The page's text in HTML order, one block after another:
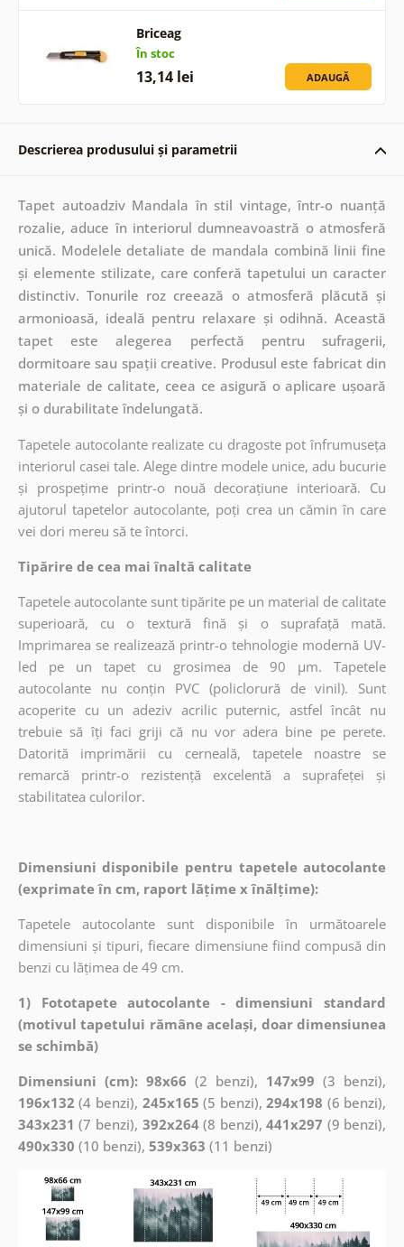
Briceag
În stoc
13,14 lei ADAUGĂ
Descrierea produsului și parametrii
Tapet autoadziv Mandala în stil vintage, într-o nuanță
rozalie, aduce în interiorul dumneavoastră o atmosferă
unică. Modelele detaliate de mandala combină linii fine
și elemente stilizate, care conferă tapetului un caracter
distinctiv. Tonurile roz creează o atmosferă plăcută și
armonioasă, ideală pentru relaxare și odihnă. Această
tapet este alegerea perfectă pentru sufragerii,
dormitoare sau spații creative. Produsul este fabricat din
materiale de calitate, ceea ce asigură o aplicare ușoară
și o durabilitate îndelungată.
Tapetele autocolante realizate cu dragoste pot înfrumuseța
interiorul casei tale. Alege dintre modele unice, adu bucurie
și prospețime printr-o nouă decorațiune interioară. Cu
ajutorul tapetelor autocolante, poți crea un cămin în care
vei dori mereu să te întorci.
Tipărire de cea mai înaltă calitate
Tapetele autocolante sunt tipărite pe un material de calitate
superioară, cu o textură fină și o suprafață mată.
Imprimarea se realizează printr-o tehnologie modernă UV-
led pe un tapet cu grosimea de 90 µm. Tapetele
autocolante nu conțin PVC (policlorură de vinil). Sunt
acoperite cu un adeziv acrilic puternic, astfel încât nu
trebuie să îți faci griji că nu vor adera bine pe perete.
Datorită imprimării cu cerneală, tapetele noastre se
remarcă printr-o rezistență excelentă a suprafeței și
stabilitatea culorilor.
Dimensiuni disponibile pentru tapetele autocolante
(exprimate în cm, raport lățime x înălțime):
Tapetele autocolante sunt disponibile în următoarele
dimensiuni și tipuri, fiecare dimensiune fiind compusă din
benzi cu lățimea de 49 cm.
1) Fototapete autocolante - dimensiuni standard
(motivul tapetului rămâne același, doar dimensiunea
se schimbă)
Dimensiuni (cm): 98x66 (2 benzi), 147x99 (3 benzi),
196x132 (4 benzi), 245x165 (5 benzi),294x198 (6 benzi),
343x231 (7 benzi), 392x264(8 benzi),441x297 (9 benzi),
490x330 (10 benzi), 539x363 (11 benzi)